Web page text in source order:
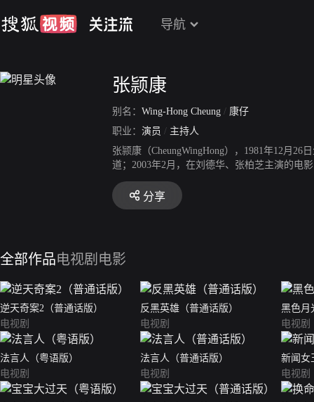
导航
张颕康
别名： Wing-Hong Cheung / 康仔
职业： 演员 / 主持人
张颕康（CheungWingHong），1981年12月
道；2003年2月，在刘德华、张柏芝主演的电
荐加入无线电视。2012年，在穿越剧《回到
饰演樊庚；出演电视剧《猫屎妈妈》，饰演范
奖典礼2016飞跃进步男艺员奖。2017年，主
分享
全部作品电视剧 电影
逆天奇案2（普通话版）
电视剧
反黑英雄（普通话版）
电视剧
黑色月
电视剧
法言人（粤语版）
电视剧
法言人（普通话版）
电视剧
新闻女
电视剧